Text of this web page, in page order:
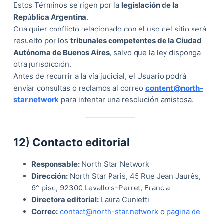
Estos Términos se rigen por la legislación de la
República Argentina.
Cualquier conflicto relacionado con el uso del sitio será
resuelto por los tribunales competentes de la Ciudad
Autónoma de Buenos Aires, salvo que la ley disponga
otra jurisdicción.
Antes de recurrir a la vía judicial, el Usuario podrá
enviar consultas o reclamos al correo content@north-
star.networkpara intentar una resolución amistosa.
12) Contacto editorial
Responsable: North Star Network
Dirección: North Star Paris, 45 Rue Jean Jaurès,
6° piso, 92300 Levallois-Perret, Francia
Directora editorial: Laura Cunietti
Correo: contact@north-star.network o pagina de